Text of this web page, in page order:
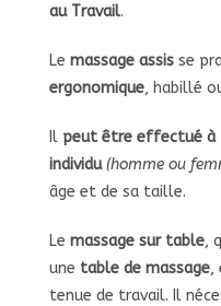
au Travail.
Le massage assisse
ergonomique, habillé
Il peut être effectué à
individu (homme ou
âge et de sa taille.
Le massage sur table,
une table de massage,
tenue de travail. Il